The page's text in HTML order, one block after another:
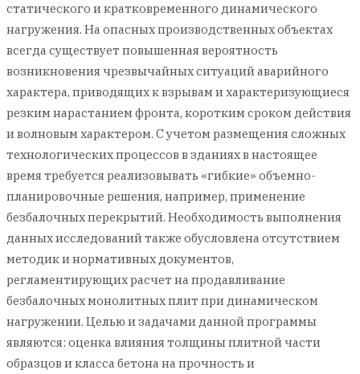
статического и кратковременного динамического
нагружения. На опасных производственных объектах
всегда существует повышенная вероятность
возникновения чрезвычайных ситуаций аварийного
характера, приводящих к взрывам и характеризующиеся
резким нарастанием фронта, коротким сроком действия
и волновым характером. С учетом размещения сложных
технологических процессов в зданиях в настоящее
время требуется реализовывать «гибкие» объемно-
планировочные решения, например, применение
безбалочных перекрытий. Необходимость выполнения
данных исследований также обусловлена отсутствием
методик и нормативных документов,
регламентирующих расчет на продавливание
безбалочных монолитных плит при динамическом
нагружении. Целью и задачами данной программы
являются: оценка влияния толщины плитной части
образцов и класса бетона на прочность и